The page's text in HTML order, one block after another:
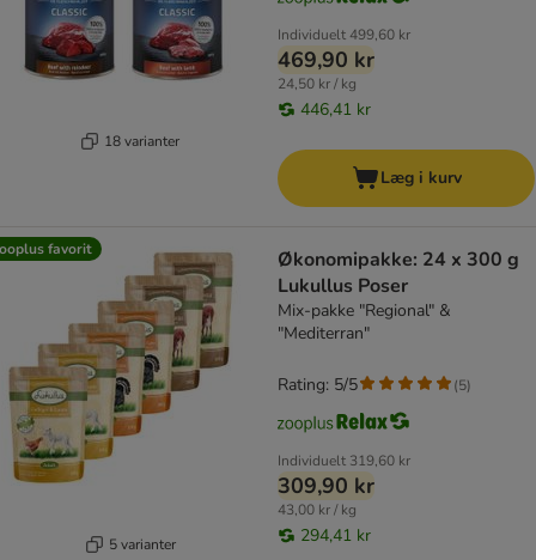
18 varianter
Individuelt499,60 kr
469,90 kr
24,50 kr / kg
446,41 kr
Læg i kurv
favorit
5 varianter
Økonomipakke: 24 x 300 g
Lukullus Poser
Mix-pakke "Regional" &
"Mediterran"
Individuelt 319,60 kr
309,90 kr
43,00 kr / kg
294,41 kr
Rating: 5/5 (5)